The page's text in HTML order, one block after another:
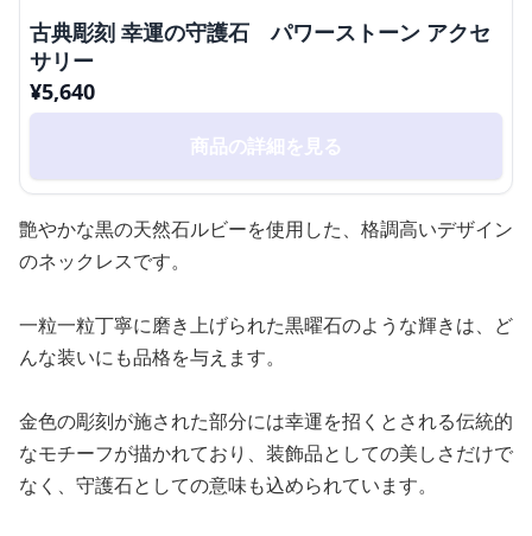
古典彫刻 幸運の守護石 パワーストーン アクセ
サリー
¥5,640
商品の詳細を見る
艶やかな黒の天然石ルビーを使用した、格調高いデザイン
のネックレスです。
一粒一粒丁寧に磨き上げられた黒曜石のような輝きは、ど
んな装いにも品格を与えます。
金色の彫刻が施された部分には幸運を招くとされる伝統的
なモチーフが描かれており、装飾品としての美しさだけで
なく、守護石としての意味も込められています。